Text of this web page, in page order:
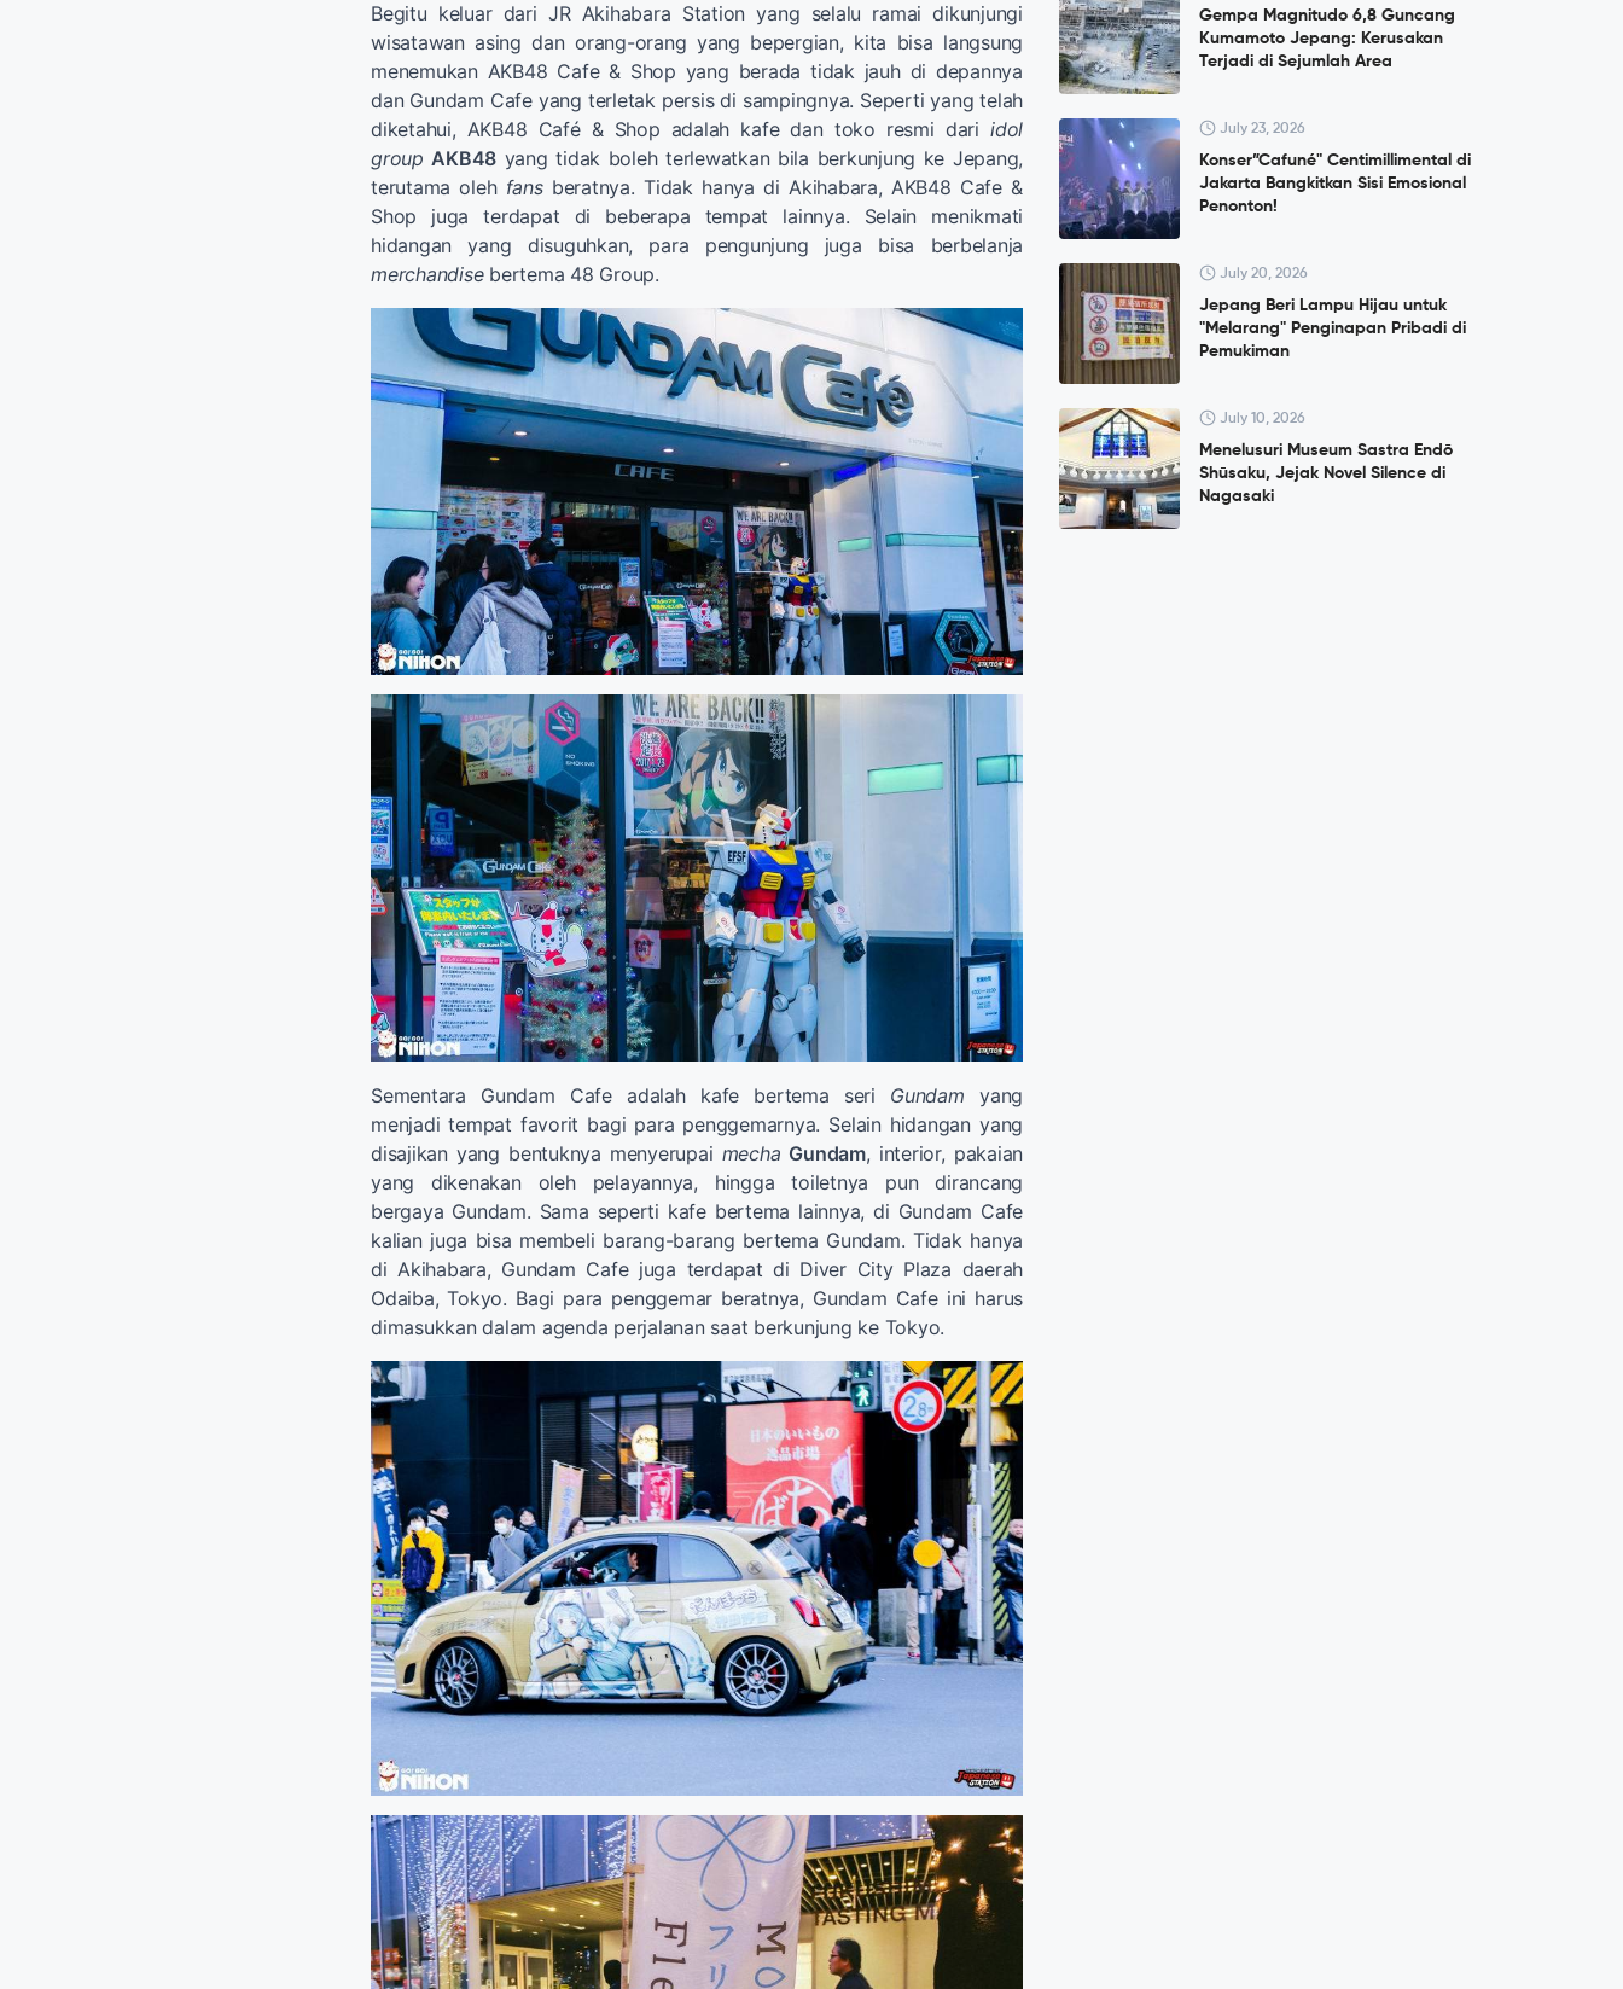
Begitu keluar dari JR Akihabara Station yang selalu ramai dikunjungi
wisatawan asing dan orang-orang yang bepergian, kita bisa langsung
menemukan AKB48 Cafe & Shop yang berada tidak jauh di depannya
dan Gundam Cafe yang terletak persis di sampingnya. Seperti yang telah
diketahui, AKB48 Café & Shop adalah kafe dan toko resmi dari idol
group AKB48 yang tidak boleh terlewatkan bila berkunjung ke Jepang,
terutama oleh fansberatnya. Tidak hanya di Akihabara, AKB48 Cafe &
Shop juga terdapat di beberapa tempat lainnya. Selain menikmati
hidangan yang disuguhkan, para pengunjung juga bisa berbelanja
merchandisebertema 48 Group.
Sementara Gundam Cafe adalah kafe bertema seri Gundam yang
menjadi tempat favorit bagi para penggemarnya. Selain hidangan yang
disajikan yang bentuknya menyerupai mecha Gundam, interior, pakaian
yang dikenakan oleh pelayannya, hingga toiletnya pun dirancang
bergaya Gundam. Sama seperti kafe bertema lainnya, di Gundam Cafe
kalian juga bisa membeli barang-barang bertema Gundam. Tidak hanya
di Akihabara, Gundam Cafe juga terdapat di Diver City Plaza daerah
Odaiba, Tokyo. Bagi para penggemar beratnya, Gundam Cafe ini harus
dimasukkan dalam agenda perjalanan saat berkunjung ke Tokyo.
Gempa Magnitudo 6,8 Guncang
Kumamoto Jepang: Kerusakan
Terjadi di Sejumlah Area
July 23, 2026
Konser”Cafuné" Centimillimental di
Jakarta Bangkitkan Sisi Emosional
Penonton!
July 20, 2026
Jepang Beri Lampu Hijau untuk
"Melarang" Penginapan Pribadi di
Pemukiman
July 10, 2026
Menelusuri Museum Sastra Endō
Shūsaku, Jejak Novel Silence di
Nagasaki